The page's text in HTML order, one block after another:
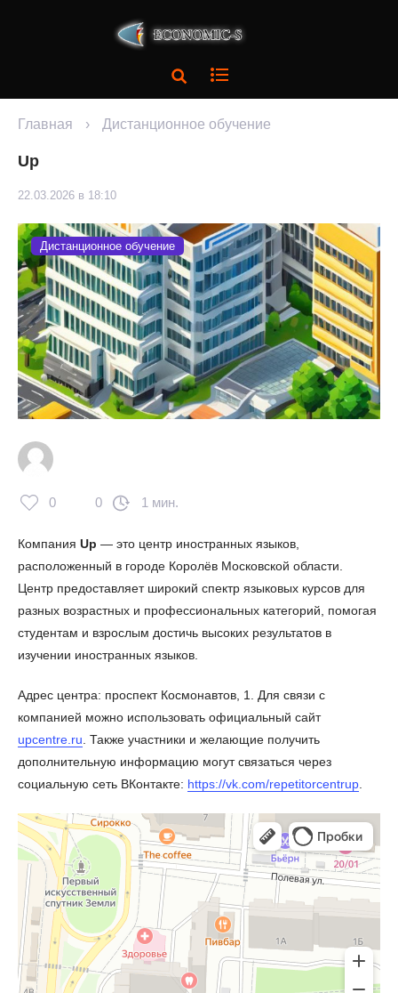
Главная › Дистанционное обучение
Up
22.03.2026 в 18:10
Дистанционное обучение
0 0 1 мин.
Компания Up — это центр иностранных языков,
расположенный в городе Королёв Московской области.
Центр предоставляет широкий спектр языковых курсов для
разных возрастных и профессиональных категорий, помогая
студентам и взрослым достичь высоких результатов в
изучении иностранных языков.
Адрес центра: проспект Космонавтов, 1. Для связи с
компанией можно использовать официальный сайт
upcentre.ru . Также участники и желающие получить
дополнительную информацию могут связаться через
социальную сеть ВКонтакте: https://vk.com/repetitorcentrup